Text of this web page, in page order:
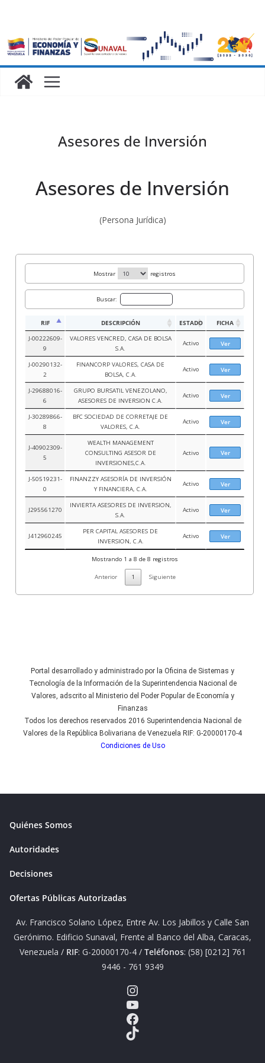
Asesores de Inversión
Asesores de Inversión
(Persona Jurídica)
Mostrar registros
Buscar:
RIF DESCRIPCIÓN ESTADO
FICHA
J-00222609-
9
VALORES VENCRED, CASA DE BOLSA
S.A.
Activo Ver
J-00290132-
2
FINANCORP VALORES, CASA DE
BOLSA, C.A.
Activo Ver
J-29688016-
6
GRUPO BURSATIL VENEZOLANO,
ASESORES DE INVERSION C.A.
Activo Ver
J-30289866-
8
BFC SOCIEDAD DE CORRETAJE DE
VALORES, C.A.
Activo Ver
J-40902309-
5
WEALTH MANAGEMENT
CONSULTING ASESOR DE
INVERSIONES,C.A.
Activo Ver
J-50519231-
0
FINANZZY ASESORÍA DE INVERSIÓN
Y FINANCIERA, C.A.
Activo Ver
J295561270
INVIERTA ASESORES DE INVERSION,
S.A.
Activo Ver
J412960245
PER CAPITAL ASESORES DE
INVERSION, C.A.
Activo Ver
Mostrando 1 a 8 de 8 registros
Anterior 1 Siguiente
Portal desarrollado y administrado por la Oficina de Sistemas y
Tecnología de la Información de la Superintendencia Nacional de
Valores, adscrito al Ministerio del Poder Popular de Economía y
Finanzas
Todos los derechos reservados 2016 Superintendencia Nacional de
Valores de la República Bolivariana de Venezuela RIF: G-20000170-4
Condiciones de Uso
Quiénes Somos
Autoridades
Decisiones
Ofertas Públicas Autorizadas
Av. Francisco Solano López, Entre Av. Los Jabillos y Calle San
Gerónimo. Edificio Sunaval, Frente al Banco del Alba, Caracas,
Venezuela / RIF: G-20000170-4 / Teléfonos: (58) [0212] 761
9446 - 761 9349